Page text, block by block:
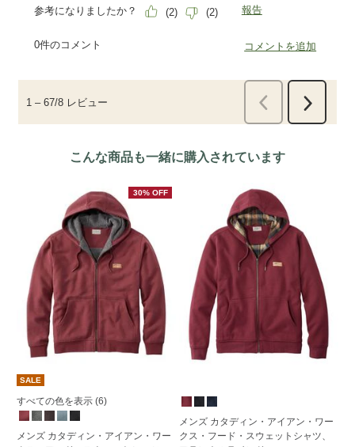
こんな商品も一緒に購入されています
30% OFF
SALE
すべての色を表示 (6)
メンズ カタディン・アイアン・ワー
メンズ カタディン・アイアン・ワー
クス・フード・スウェットシャツ、